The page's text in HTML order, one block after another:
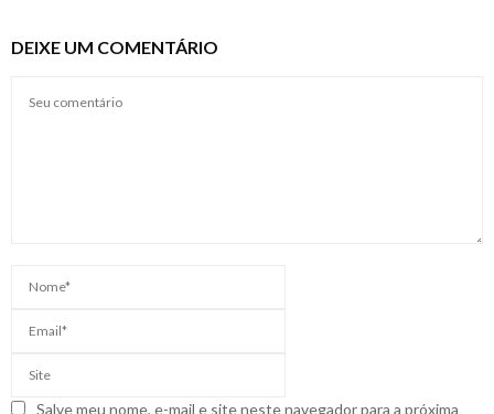
DEIXE UM COMENTÁRIO
Salve meu nome, e-mail e site neste navegador para a próxima